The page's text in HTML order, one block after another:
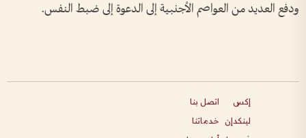
ودفع العديد من العواصم الأجنبية إلى الدعوة إلى ضبط النفس.
إكس
لينكدإن
اتصل بنا
خدماتنا